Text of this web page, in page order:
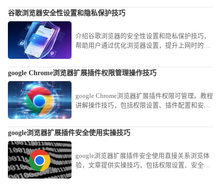
谷歌浏览器安全性设置和隐私保护技巧
介绍谷歌浏览器的安全性设置和隐私保护技巧，
帮助用户通过优化浏览器设置，提升上网时的安
google Chrome浏览器扩展插件权限管理操作技巧
google Chrome浏览器扩展插件权限可管理。教程
讲解操作技巧，包括权限设置、插件配置和安全
google浏览器扩展插件安全使用实操技巧
google浏览器扩展插件安全使用直接关系浏览体
验，文章提供实操技巧，包括权限设置、安全评